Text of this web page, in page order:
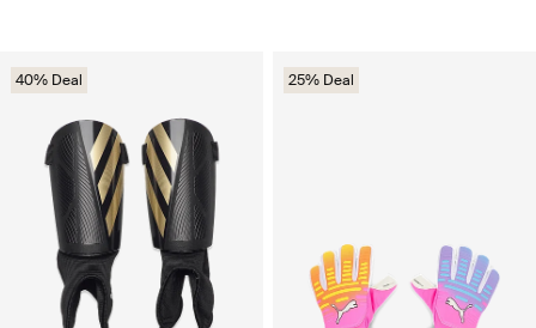
40% Deal 25% Deal